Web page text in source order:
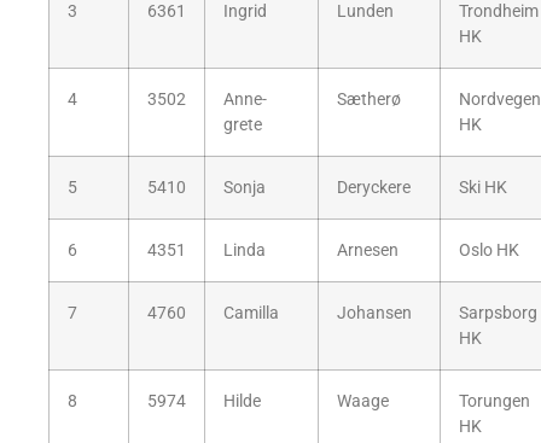
3 6361 Ingrid Lunden
Trondheim
HK
4 3502
Anne-
grete
Sætherø
Nordvegen
HK
5 5410 Sonja Deryckere Ski HK
6 4351 Linda Arnesen Oslo HK
7 4760 Camilla Johansen
Sarpsborg
HK
8 5974 Hilde Waage
Torungen
HK